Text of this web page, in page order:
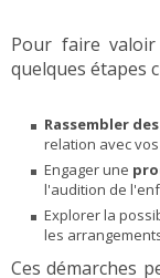
Pour faire
quelques étapes
Rassembler
relation avec
Engager une
l'audition de
Explorer la
les
Ces démarches